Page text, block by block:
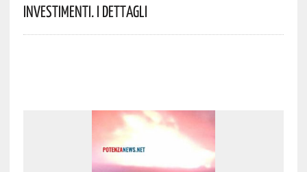
Investimenti. I Dettagli